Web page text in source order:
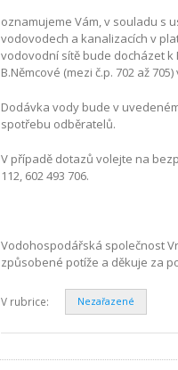
oznamujeme Vám, v souladu s
vodovodech a kanalizacích v
vodovodní sítě bude docházet k
B.Němcové (mezi č.p. 702 až
Dodávka vody bude v
spotřebu odběratelů.
V případě dotazů volejte na
112, 602 493 706.
Vodohospodářská společnost
způsobené potíže a děkuje za
V rubrice: Nezařazené